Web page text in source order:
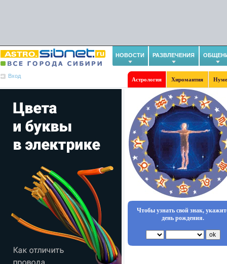
НОВОСТИ РАЗВЛЕЧЕНИЯ
Вход
Астрология Хиромантия
Чтобы узнать свой знак,
день рождения.